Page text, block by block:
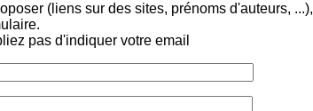
(liens sur des sites, prénoms d'auteurs, ...),
pas d'indiquer votre email